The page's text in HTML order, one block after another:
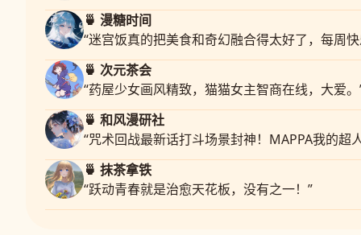
🍵 漫糖时间
“迷宫饭真的把美食和奇幻融合得太好了，每周
🍵 次元茶会
“药屋少女画风精致，猫猫女主智商在线，大爱。
🍵 和风漫研社
“咒术回战最新话打斗场景封神！MAPPA我的超
🍵 抹茶拿铁
“跃动青春就是治愈天花板，没有之一！”